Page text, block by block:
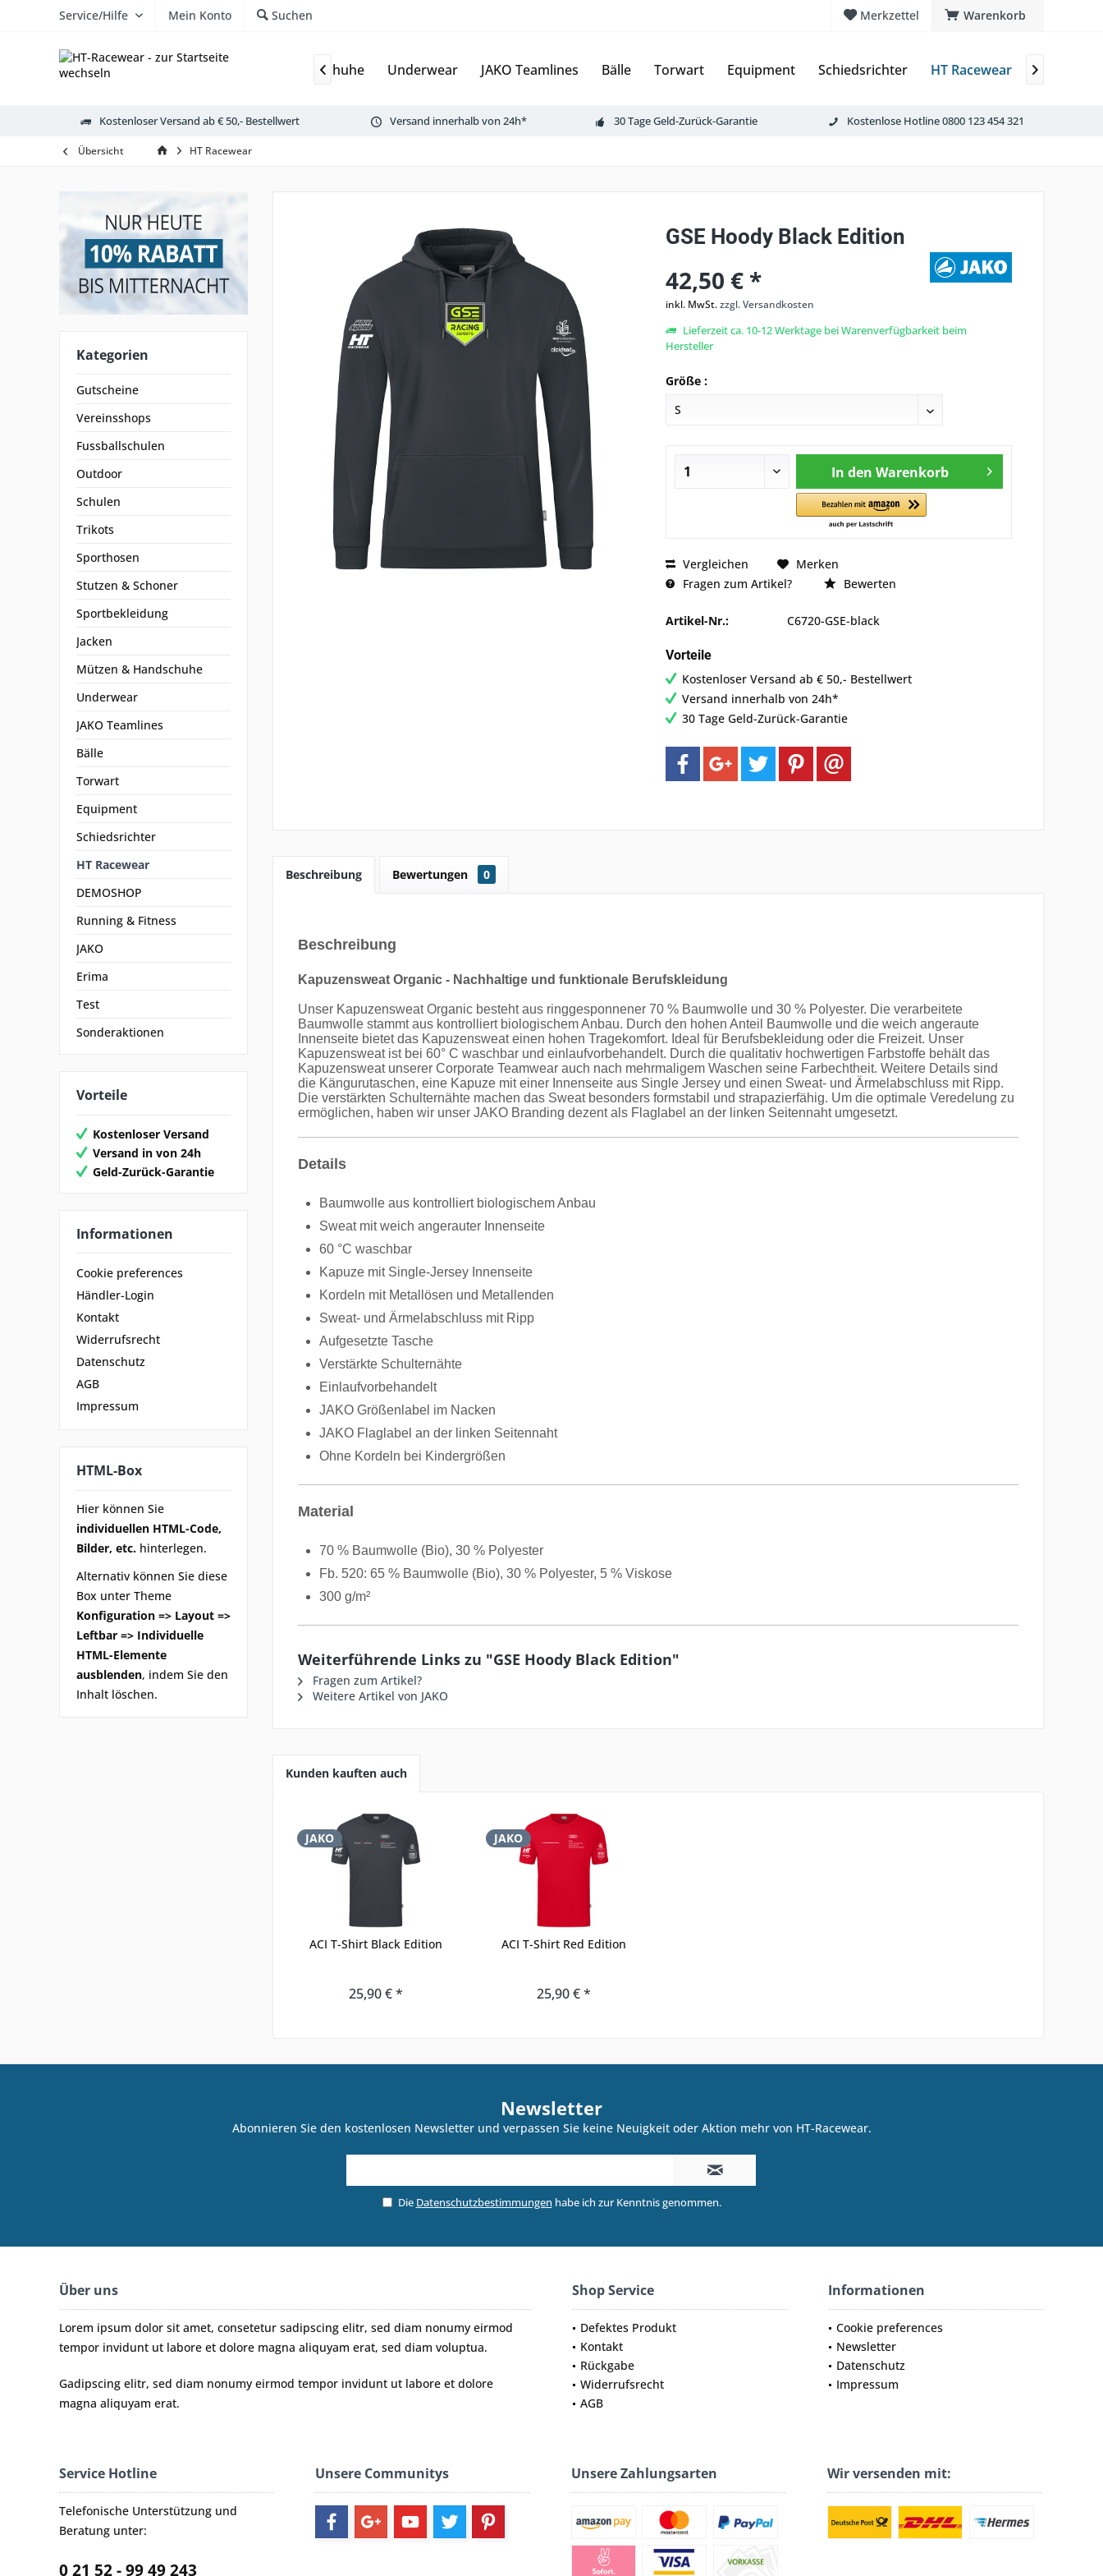
Warenkorb
Merkzettel
Service/Hilfe Mein Konto Suchen
Sportbekleidung Mützen & Handschuhe Underwear JAKO Teamlines Bälle Torwart Equipment Schiedsrichter HT Racewear
 
Kostenloser Versand ab € 50,- Bestellwert Versand innerhalb von 24h* 30 Tage Geld-Zurück-Garantie Kostenlose Hotline 0800 123 454 321
Übersicht HT Racewear
Kategorien
Gutscheine
Vereinsshops
Fussballschulen
Outdoor
Schulen
Trikots
Sporthosen
Stutzen & Schoner
Sportbekleidung
Jacken
Mützen & Handschuhe
Underwear
JAKO Teamlines
Bälle
Torwart
Equipment
Schiedsrichter
HT Racewear
DEMOSHOP
Running & Fitness
JAKO
Erima
Test
Sonderaktionen
Vorteile
Kostenloser Versand
Versand in von 24h
Geld-Zurück-Garantie
Informationen
Cookie preferences
Händler-Login
Kontakt
Widerrufsrecht
Datenschutz
AGB
Impressum
HTML-Box
Hier können Sie
individuellen HTML-Code,
Bilder, etc. hinterlegen.
Alternativ können Sie diese
Box unter Theme
Konfiguration => Layout =>
Leftbar => Individuelle
HTML-Elemente
ausblenden, indem Sie den
Inhalt löschen.
GSE Hoody Black Edition
42,50 € *
inkl. MwSt.zzgl. Versandkosten
Lieferzeit ca. 10-12 Werktage bei Warenverfügbarkeit beim
Hersteller
Größe :
In den Warenkorb
Vergleichen
Merken
Fragen zum Artikel?
Bewerten
Artikel-Nr.: C6720-GSE-black
Vorteile
Kostenloser Versand ab € 50,- Bestellwert
Versand innerhalb von 24h*
30 Tage Geld-Zurück-Garantie
Beschreibung Bewertungen 0
Beschreibung
Kapuzensweat Organic - Nachhaltige und funktionale Berufskleidung
Unser Kapuzensweat Organic besteht aus ringgesponnener 70 % Baumwolle und 30 % Polyester. Die verarbeitete
Baumwolle stammt aus kontrolliert biologischem Anbau. Durch den hohen Anteil Baumwolle und die weich angeraute
Innenseite bietet das Kapuzensweat einen hohen Tragekomfort. Ideal für Berufsbekleidung oder die Freizeit. Unser
Kapuzensweat ist bei 60° C waschbar und einlaufvorbehandelt. Durch die qualitativ hochwertigen Farbstoffe behält das
Kapuzensweat unserer Corporate Teamwear auch nach mehrmaligem Waschen seine Farbechtheit. Weitere Details sind
die Kängurutaschen, eine Kapuze mit einer Innenseite aus Single Jersey und einen Sweat- und Ärmelabschluss mit Ripp.
Die verstärkten Schulternähte machen das Sweat besonders formstabil und strapazierfähig. Um die optimale Veredelung zu
ermöglichen, haben wir unser JAKO Branding dezent als Flaglabel an der linken Seitennaht umgesetzt.
Details
Baumwolle aus kontrolliert biologischem Anbau
Sweat mit weich angerauter Innenseite
60 °C waschbar
Kapuze mit Single-Jersey Innenseite
Kordeln mit Metallösen und Metallenden
Sweat- und Ärmelabschluss mit Ripp
Aufgesetzte Tasche
Verstärkte Schulternähte
Einlaufvorbehandelt
JAKO Größenlabel im Nacken
JAKO Flaglabel an der linken Seitennaht
Ohne Kordeln bei Kindergrößen
Material
70 % Baumwolle (Bio), 30 % Polyester
Fb. 520: 65 % Baumwolle (Bio), 30 % Polyester, 5 % Viskose
300 g/m²
Weiterführende Links zu "GSE Hoody Black Edition"
Fragen zum Artikel?
Weitere Artikel von JAKO
Kunden kauften auch
JAKO
ACI T-Shirt Black Edition
25,90 € *
JAKO
ACI T-Shirt Red Edition
25,90 € *
Newsletter
Abonnieren Sie den kostenlosen Newsletter und verpassen Sie keine Neuigkeit oder Aktion mehr von HT-Racewear.
Die Datenschutzbestimmungen habe ich zur Kenntnis genommen.
Über uns
Lorem ipsum dolor sit amet, consetetur sadipscing elitr, sed diam nonumy eirmod
tempor invidunt ut labore et dolore magna aliquyam erat, sed diam voluptua.
Gadipscing elitr, sed diam nonumy eirmod tempor invidunt ut labore et dolore
magna aliquyam erat.
Shop Service
Defektes Produkt
Kontakt
Rückgabe
Widerrufsrecht
AGB
Informationen
Cookie preferences
Newsletter
Datenschutz
Impressum
Service Hotline
Telefonische Unterstützung und
Beratung unter:
0 21 52 - 99 49 243
Unsere Communitys Unsere Zahlungsarten Wir versenden mit: